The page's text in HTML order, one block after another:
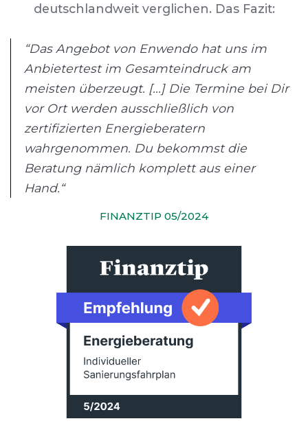
deutschlandweit verglichen. Das Fazit:
“Das Angebot von Enwendo hat uns im
Anbietertest im Gesamteindruck am
meisten überzeugt. [...] Die Termine bei Dir
vor Ort werden ausschließlich von
zertifizierten Energieberatern
wahrgenommen. Du bekommst die
Beratung nämlich komplett aus einer
Hand.“
FINANZTIP 05/2024